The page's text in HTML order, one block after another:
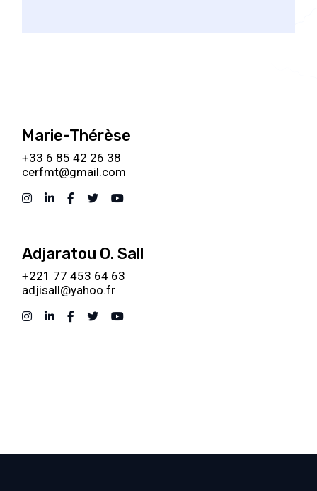
Marie-Thérèse
+33 6 85 42 26 38
cerfmt@gmail.com
Adjaratou O. Sall
+221 77 453 64 63
adjisall@yahoo.fr